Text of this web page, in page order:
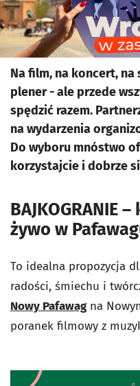
Na film, na koncert,
plener - ale przede
spędzić razem.
na wydarzenia
Do wyboru mnóstwo
korzystajcie i dobrze
BAJKOGRANIE
żywo w
To idealna propozycja
radości, śmiechu i
Nowy Pafawagna
poranek filmowy z